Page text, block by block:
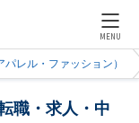
MENU
パレル・ファッション）
職・求人・中